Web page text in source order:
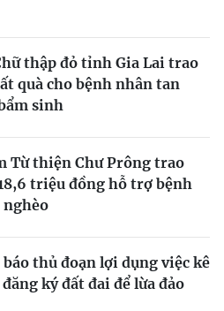
thập đỏ tỉnh Gia Lai trao
quà cho bệnh nhân tan
sinh
Từ thiện Chư Prông trao
triệu đồng hỗ trợ bệnh
báo thủ đoạn lợi dụng việc kê
ký đất đai để lừa đảo